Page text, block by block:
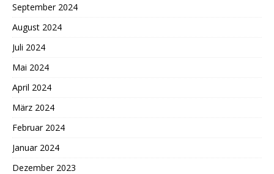
September 2024
August 2024
Juli 2024
Mai 2024
April 2024
März 2024
Februar 2024
Januar 2024
Dezember 2023